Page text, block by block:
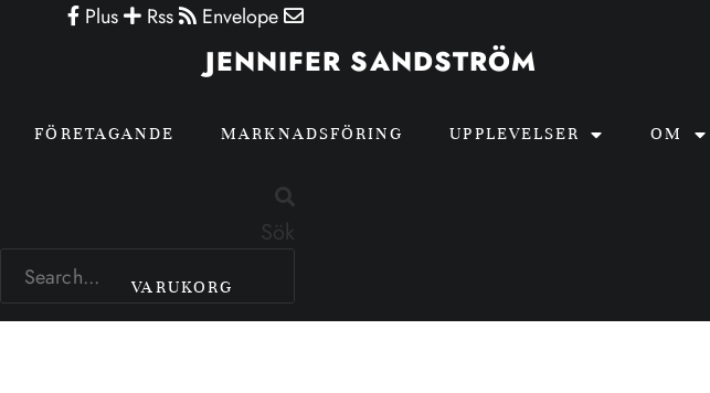
Plus
Rss Envelope
JENNIFER SANDSTRÖM
FÖRETAGANDE MARKNADSFÖRING UPPLEVELSER OM
Sök
VARUKORG